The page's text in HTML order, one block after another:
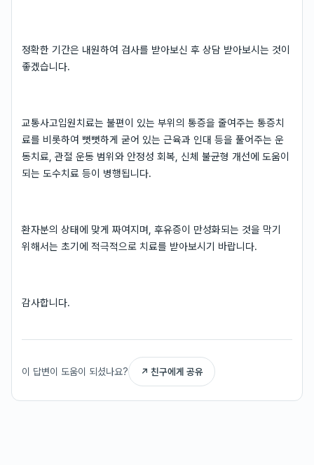
정확한 기간은 내원하여 검사를 받아보신 후 상담 받아보시는 것이
좋겠습니다.
교통사고입원치료는 불편이 있는 부위의 통증을 줄여주는 통증치
료를 비롯하여 뻣뻣하게 굳어 있는 근육과 인대 등을 풀어주는 운
동치료, 관절 운동 범위와 안정성 회복, 신체 불균형 개선에 도움이
되는 도수치료 등이 병행됩니다.
환자분의 상태에 맞게 짜여지며, 후유증이 만성화되는 것을 막기
위해서는 초기에 적극적으로 치료를 받아보시기 바랍니다.
감사합니다.
이 답변이 도움이 되셨나요? ↗ 친구에게 공유